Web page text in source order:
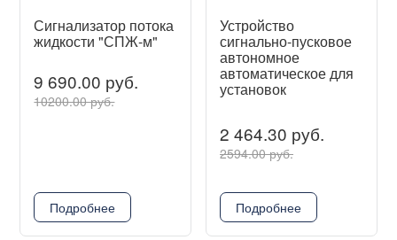
Сигнализатор потока
жидкости "СПЖ-м"
9 690.00 руб.
10200.00 руб.
Подробнее
Устройство
сигнально-пусковое
автономное
автоматическое для
установок
2 464.30 руб.
2594.00 руб.
Подробнее